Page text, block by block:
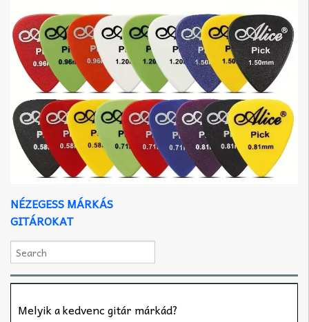
NÉZEGESS MÁRKÁS
GITÁROKAT
Melyik a kedvenc gitár márkád?